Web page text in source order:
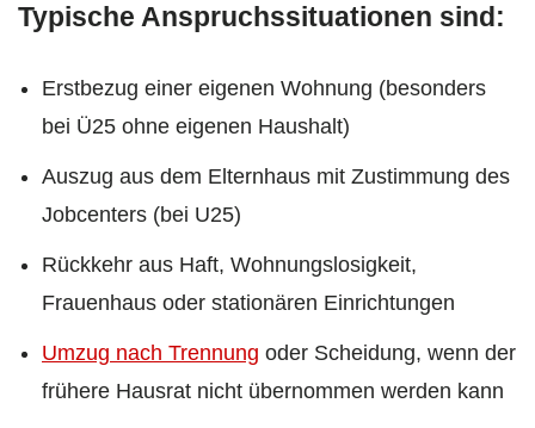
Typische Anspruchssituationen sind:
Erstbezug einer eigenen Wohnung (besonders
bei Ü25 ohne eigenen Haushalt)
Auszug aus dem Elternhaus mit Zustimmung des
Jobcenters (bei U25)
Rückkehr aus Haft, Wohnungslosigkeit,
Frauenhaus oder stationären Einrichtungen
Umzug nach Trennung oder Scheidung, wenn der
frühere Hausrat nicht übernommen werden kann